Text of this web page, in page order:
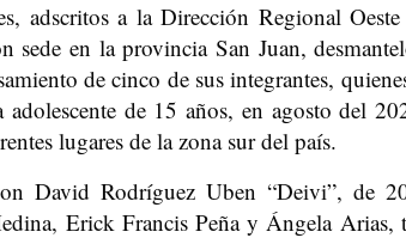
adscritos a la Dirección Regional
sede en la provincia San Juan,
de cinco de sus integrantes,
adolescente de 15 años, en agosto del
lugares de la zona sur del país.
David Rodríguez Uben “Deivi”, de
Erick Francis Peña y Ángela Arias,